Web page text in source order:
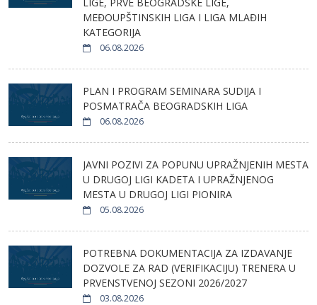
MEĐOUPŠTINSKIH LIGA I LIGA MLAĐIH
KATEGORIJA
06.08.2026
PLAN I PROGRAM SEMINARA SUDIJA I
POSMATRAČA BEOGRADSKIH LIGA
06.08.2026
JAVNI POZIVI ZA POPUNU UPRAŽNJENIH MESTA
U DRUGOJ LIGI KADETA I UPRAŽNJENOG
MESTA U DRUGOJ LIGI PIONIRA
05.08.2026
POTREBNA DOKUMENTACIJA ZA IZDAVANJE
DOZVOLE ZA RAD (VERIFIKACIJU) TRENERA U
PRVENSTVENOJ SEZONI 2026/2027
03.08.2026